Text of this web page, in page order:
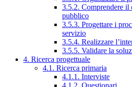
3.5.2. Comprendere il
pubblico
3.5.3. Progettare i
servizio
3.5.4. Realizzare
3.5.5. Validare la
4. Ricerca progettuale
4.1. Ricerca primaria
4.1.1. Interviste
4.1.2. Questionari